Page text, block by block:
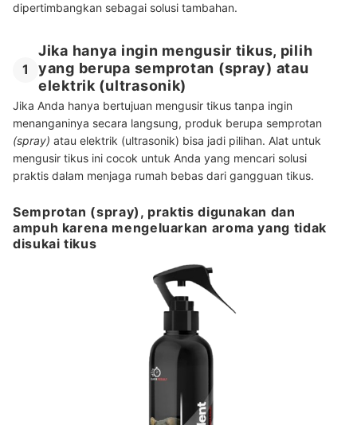
dipertimbangkan sebagai solusi tambahan.
1
Jika hanya ingin mengusir tikus, pilih
yang berupa semprotan (spray) atau
elektrik (ultrasonik)
Jika Anda hanya bertujuan mengusir tikus tanpa ingin
menanganinya secara langsung, produk berupa semprotan
(spray) atau elektrik (ultrasonik) bisa jadi pilihan. Alat untuk
mengusir tikus ini cocok untuk Anda yang mencari solusi
praktis dalam menjaga rumah bebas dari gangguan tikus.
Semprotan (spray), praktis digunakan dan
ampuh karena mengeluarkan aroma yang tidak
disukai tikus